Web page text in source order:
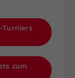
Turniers
zum